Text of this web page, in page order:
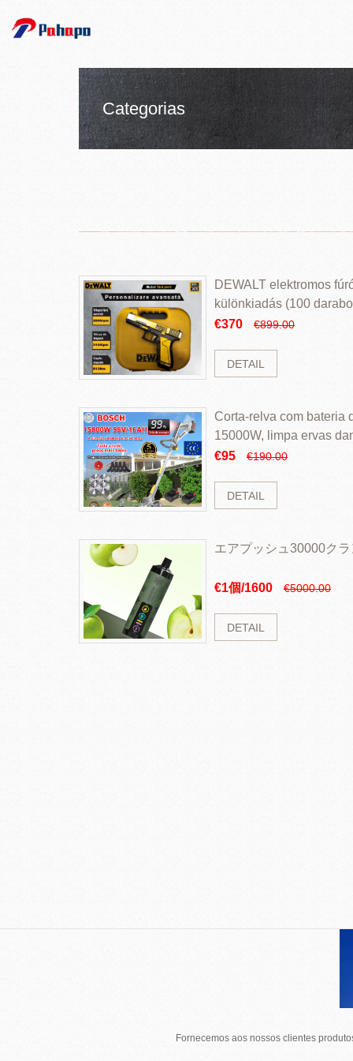
Categorias
DEWALT elektromos
különkiadás (100
€370
€899.00
DETAIL
Corta-relva com bateria
15000W, limpa ervas
rapidamente
€95 €190.00
DETAIL
エアプッシュ30000ク
€1個/1600 €5000.00
DETAIL
Fornecemos aos nossos clientes